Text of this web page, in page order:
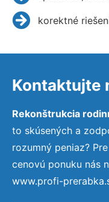
korektné
Kontaktujte
Rekonštrukcia
to skúsených a
rozumný peniaz?
cenovú ponuku nás
www.profi-